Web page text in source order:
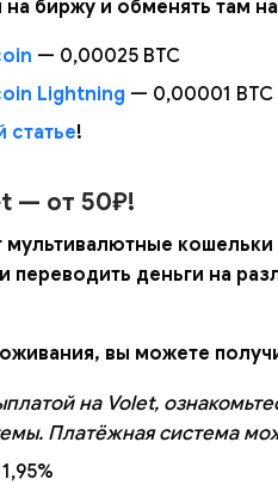
биржу и обменять там
— 0,00025 BTC
Lightning — 0,00001 BTC
статье!
— от 50₽!
мультивалютные
переводить деньги на
вы можете
на Volet,
Платёжная система